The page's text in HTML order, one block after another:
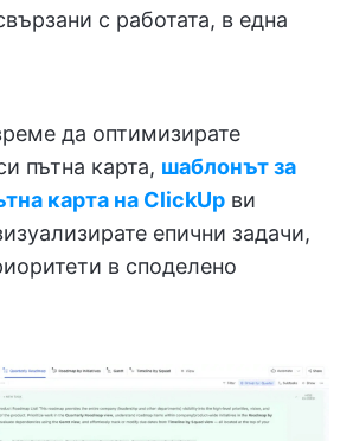
с работата, в една
да оптимизирате
пътна карта, шаблонът за
карта на ClickUp ви
епични задачи,
в споделено